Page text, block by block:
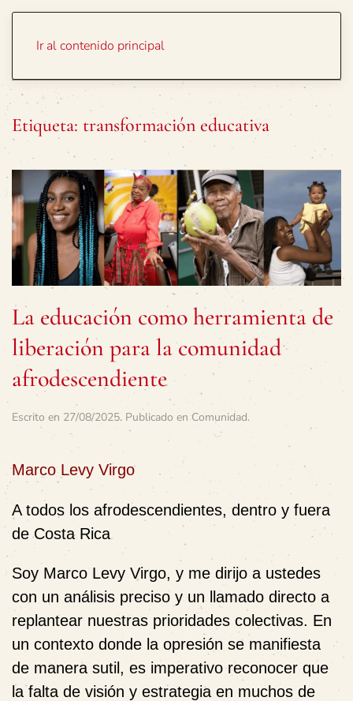
Ir al contenido principal
Etiqueta: transformación educativa
La educación como herramienta de
liberación para la comunidad
afrodescendiente
Escrito en 27/08/2025. Publicado en Comunidad.
Marco Levy Virgo
A todos los afrodescendientes, dentro y fuera
de Costa Rica
Soy Marco Levy Virgo, y me dirijo a ustedes
con un análisis preciso y un llamado directo a
replantear nuestras prioridades colectivas. En
un contexto donde la opresión se manifiesta
de manera sutil, es imperativo reconocer que
la falta de visión y estrategia en muchos de